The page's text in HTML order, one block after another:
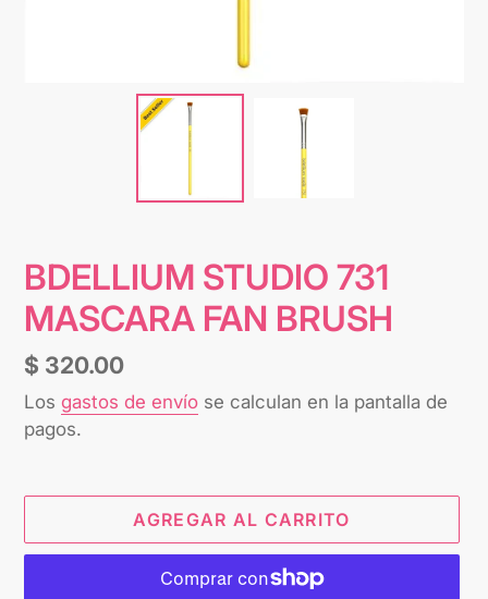
BDELLIUM STUDIO 731
MASCARA FAN BRUSH
Precio
habitual
$ 320.00
Los gastos de envío se calculan en la pantalla de
pagos.
AGREGAR AL CARRITO